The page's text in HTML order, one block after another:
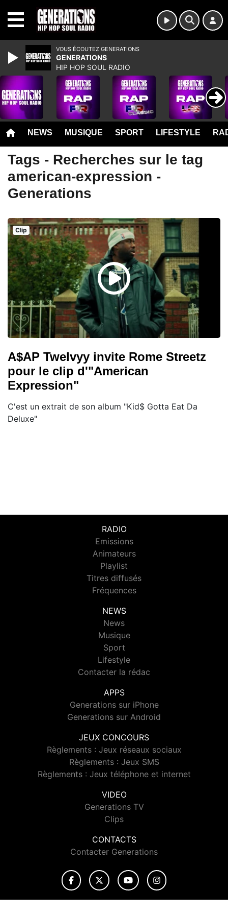
NEWS MUSIQUE SPORT LIFESTYLE
Tags - Recherches sur le tag
american-expression -
Generations
Clip
A$AP Twelvyy invite Rome Streetz
pour le clip d'"American
Expression"
C'est un extrait de son album "Kid$ Gotta Eat Da
Deluxe"
RADIO
Emissions
Animateurs
Playlist
Titres diffusés
Fréquences
NEWS
News
Musique
Sport
Lifestyle
Contacter la rédac
APPS
Generations sur iPhone
Generations sur Android
JEUX CONCOURS
Règlements : Jeux réseaux sociaux
Règlements : Jeux SMS
Règlements : Jeux téléphone et internet
VIDEO
Generations TV
Clips
CONTACTS
Contacter Generations
VOUS ÉCOUTEZ GENERATIONS
GENERATIONS
HIP HOP SOUL RADIO